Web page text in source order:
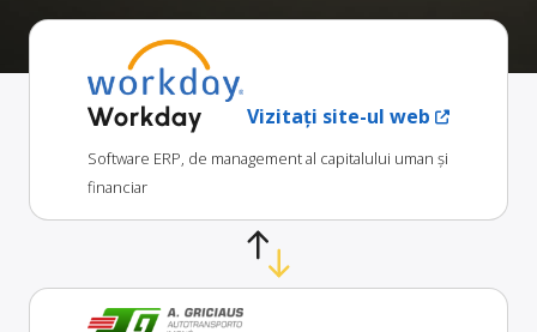
Workday Vizitați site-ul web
Software ERP, de management al capitalului uman și
financiar